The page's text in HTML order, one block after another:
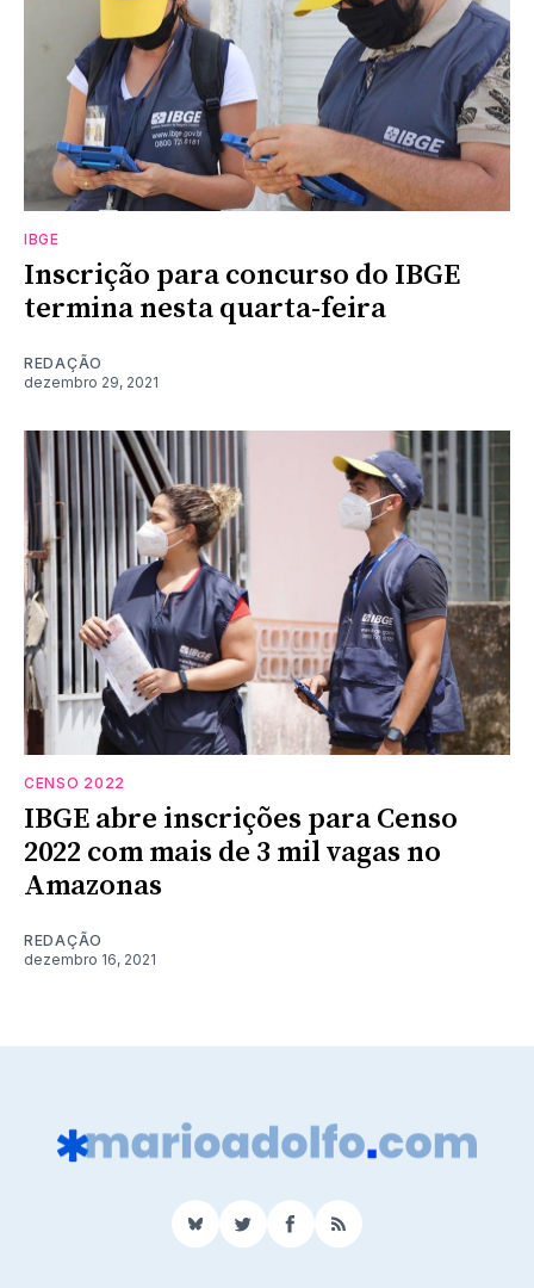
IBGE
Inscrição para concurso do IBGE
termina nesta quarta-feira
REDAÇÃO
dezembro 29, 2021
CENSO 2022
IBGE abre inscrições para Censo
2022 com mais de 3 mil vagas no
Amazonas
REDAÇÃO
dezembro 16, 2021
BlueSkyTwitterFacebook
RSS